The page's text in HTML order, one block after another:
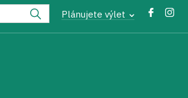
Plánujete výlet